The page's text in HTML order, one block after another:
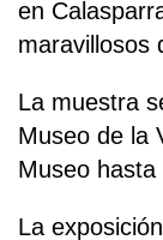
en
maravillosos
La muestra
Museo de la
Museo
La